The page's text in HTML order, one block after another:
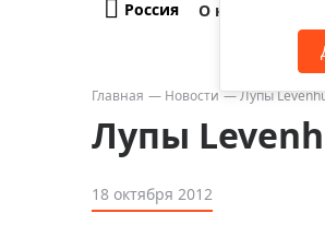
Телескопы
Бинокли
Зрительные трубы
Россия О компании
Главная Новости Лупы
Лупы
18 октября 2012